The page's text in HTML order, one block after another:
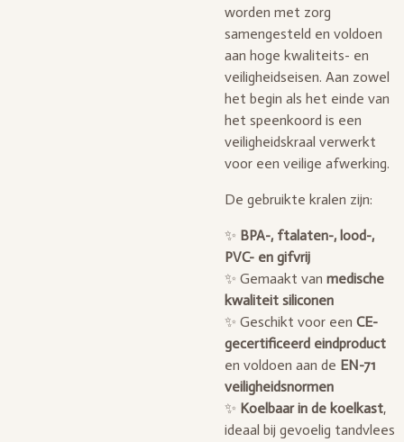
worden met zorg
samengesteld en voldoen
aan hoge kwaliteits- en
veiligheidseisen. Aan zowel
het begin als het einde van
het speenkoord is een
veiligheidskraal verwerkt
voor een veilige afwerking.
De gebruikte kralen zijn:
✨ BPA-, ftalaten-, lood-,
PVC- en gifvrij
✨ Gemaakt van medische
kwaliteit siliconen
✨ Geschikt voor een CE-
gecertificeerd eindproduct
en voldoen aan de EN-71
veiligheidsnormen
✨ Koelbaar in de koelkast,
ideaal bij gevoelig tandvlees